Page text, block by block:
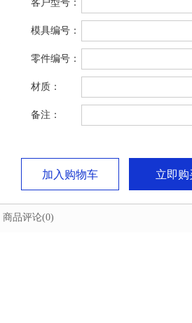
客户型号：
模具编号：
零件编号：
材质：
备注：
加入购物车 立即购
商品评论(0)